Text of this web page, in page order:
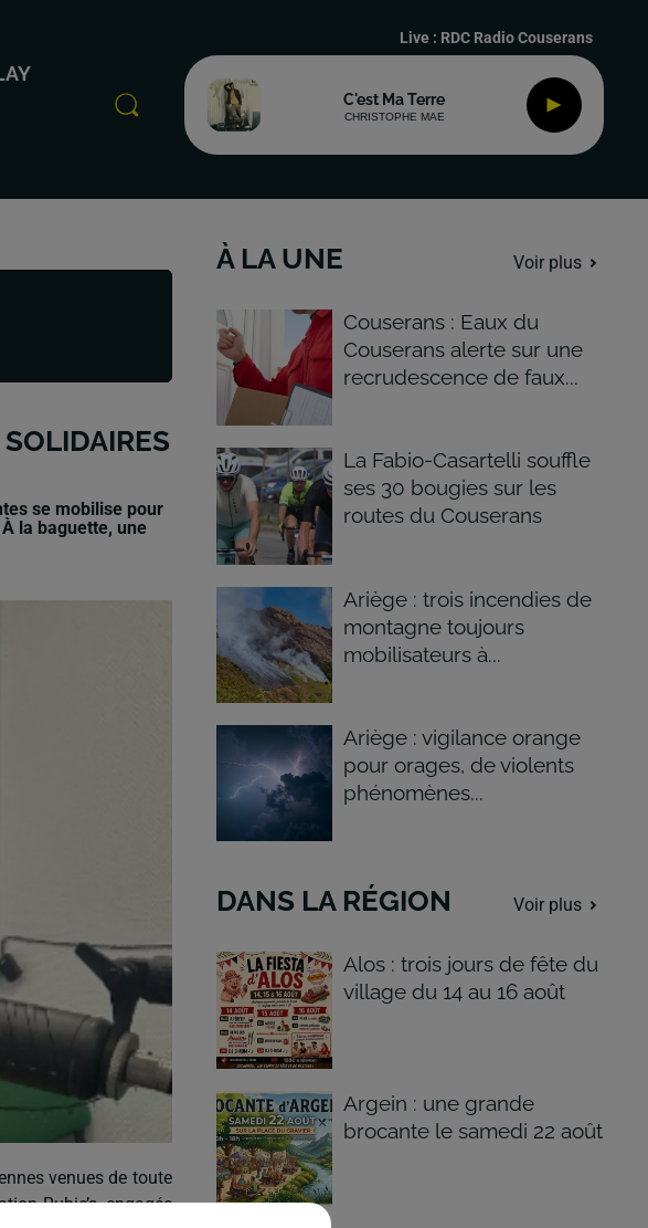
Live : RDC Radio Couserans
C'est Ma Terre
CHRISTOPHE MAE
se mobilise pour
la baguette, une
venues de toute
Rubie’s, engagée
À LA UNE Voir plus
Couserans : Eaux du
Couserans alerte sur une
recrudescence de faux...
La Fabio-Casartelli souffle
ses 30 bougies sur les
routes du Couserans
Ariège : trois incendies de
montagne toujours
mobilisateurs à...
Ariège : vigilance orange
pour orages, de violents
phénomènes...
DANS LA RÉGION Voir plus
Alos : trois jours de fête du
village du 14 au 16 août
Argein : une grande
brocante le samedi 22 août